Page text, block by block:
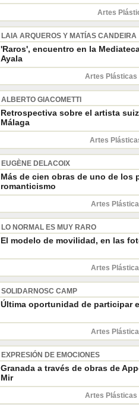
Artes
LAIA ARQUEROS Y MATÍAS CANDEIRA
'Raros', encuentro en la
Ayala
Artes Plásticas
ALBERTO GIACOMETTI
Retrospectiva sobre el artista
Málaga
Artes
EUGÈNE DELACOIX
Más de cien obras de uno de los
romanticismo
Artes
LO NORMAL ES MUY RARO
El modelo de movilidad, en las
Artes
SOLIDARNOSC CAMP
Última oportunidad de participar
Artes
EXPRESIÓN DE EMOCIONES
Granada a través de obras de
Mir
Artes Plásticas